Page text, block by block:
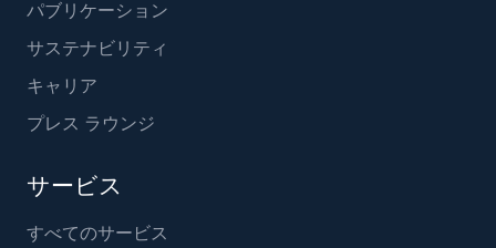
パブリケーション
サステナビリティ
キャリア
プレス ラウンジ
サービス
すべてのサービス